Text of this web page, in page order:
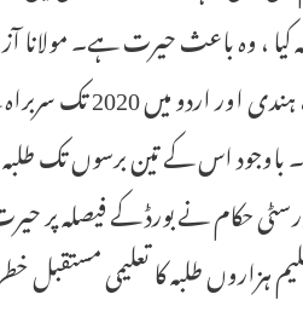
باوجود اس کے تین برسوں تک
حکام نے بورڈ کے فیصلہ پر
ہزاروں طلبہ کا تعلیمی مستقبل